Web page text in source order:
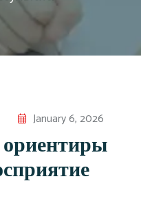
January 6, 2026